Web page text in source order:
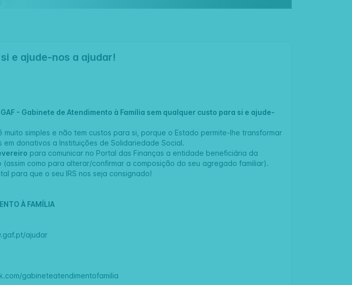
e ajude-nos a ajudar!
GAF - Gabinete de Atendimento à Família sem qualquer custo para si e ajude-
muito simples e não tem custos para si, porque o Estado permite-lhe transformar
em donativos a Instituições de Solidariedade Social.
para comunicar no Portal das Finanças a entidade beneficiária da
como para alterar/confirmar a composição do seu agregado familiar).
para que o seu IRS nos seja consignado!
À FAMÍLIA
ajudar
gabineteatendimentofamilia